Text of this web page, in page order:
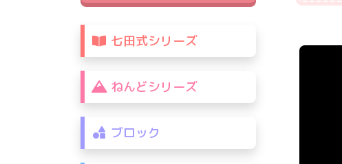
七田式シリーズ
ねんどシリーズ
ブロック